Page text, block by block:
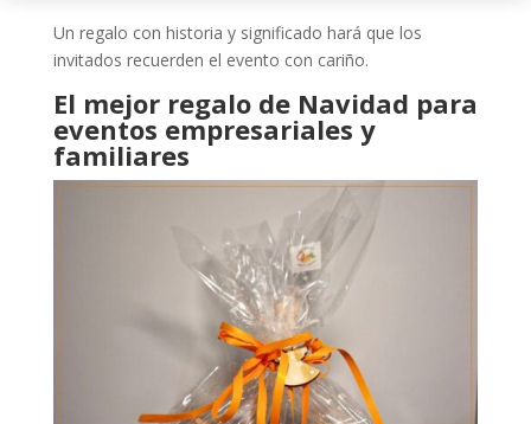
Un regalo con historia y significado hará que los
invitados recuerden el evento con cariño.
El mejor regalo de Navidad para
eventos empresariales y
familiares